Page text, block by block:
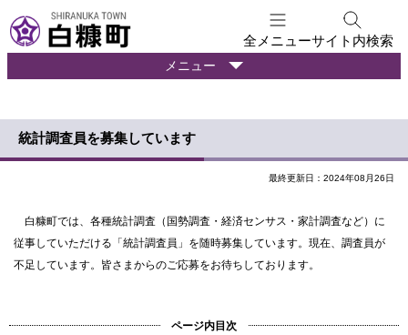
文
へ
ュ
へ
全メニューサイト内検索
暮
ら
の
情
報
メニュー
統計調査員を募集しています
最終更新日：2024年08月26日
白糠町では、各種統計調査（国勢調査・経済センサス・家計調査など）に
従事していただける「統計調査員」を随時募集しています。現在、調査員が
不足しています。皆さまからのご応募をお待ちしております。
ページ内目次